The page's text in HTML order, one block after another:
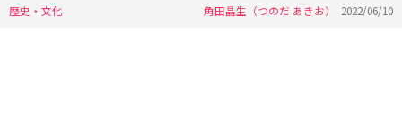
歴史・文化 角田晶生（つのだ あきお） 2022/06/10